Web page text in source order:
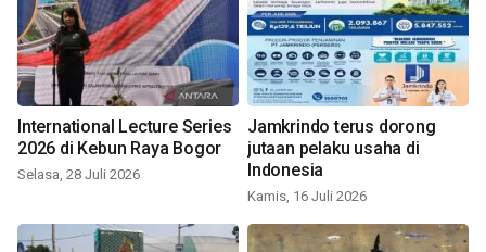
International Lecture Series
2026 di Kebun Raya Bogor
Selasa, 28 Juli 2026
Jamkrindo terus dorong
jutaan pelaku usaha di
Indonesia
Kamis, 16 Juli 2026